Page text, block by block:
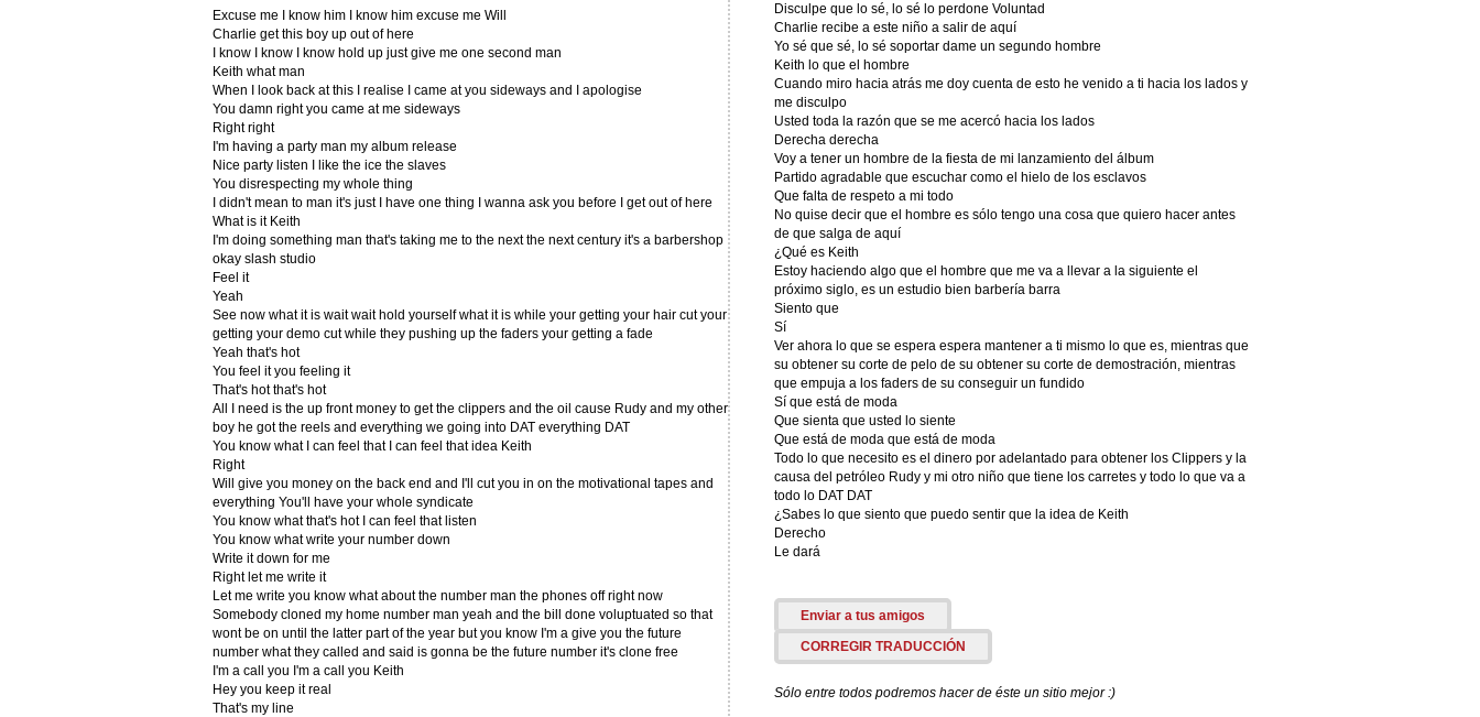
Excuse me I know him I know him excuse me Will
Charlie get this boy up out of here
I know I know I know hold up just give me one second man
Keith what man
When I look back at this I realise I came at you sideways and I apologise
You damn right you came at me sideways
Right right
I'm having a party man my album release
Nice party listen I like the ice the slaves
You disrespecting my whole thing
I didn't mean to man it's just I have one thing I wanna ask you before I get out of here
What is it Keith
I'm doing something man that's taking me to the next the next century it's a barbershop
okay slash studio
Feel it
Yeah
See now what it is wait wait hold yourself what it is while your getting your hair cut your
getting your demo cut while they pushing up the faders your getting a fade
Yeah that's hot
You feel it you feeling it
That's hot that's hot
All I need is the up front money to get the clippers and the oil cause Rudy and my other
boy he got the reels and everything we going into DAT everything DAT
You know what I can feel that I can feel that idea Keith
Right
Will give you money on the back end and I'll cut you in on the motivational tapes and
everything You'll have your whole syndicate
You know what that's hot I can feel that listen
You know what write your number down
Write it down for me
Right let me write it
Let me write you know what about the number man the phones off right now
Somebody cloned my home number man yeah and the bill done voluptuated so that
wont be on until the latter part of the year but you know I'm a give you the future
number what they called and said is gonna be the future number it's clone free
I'm a call you I'm a call you Keith
Hey you keep it real
That's my line
Disculpe que lo sé, lo sé lo perdone Voluntad
Charlie recibe a este niño a salir de aquí
Yo sé que sé, lo sé soportar dame un segundo hombre
Keith lo que el hombre
Cuando miro hacia atrás me doy cuenta de esto he venido a ti hacia los lados y
me disculpo
Usted toda la razón que se me acercó hacia los lados
Derecha derecha
Voy a tener un hombre de la fiesta de mi lanzamiento del álbum
Partido agradable que escuchar como el hielo de los esclavos
Que falta de respeto a mi todo
No quise decir que el hombre es sólo tengo una cosa que quiero hacer antes
de que salga de aquí
¿Qué es Keith
Estoy haciendo algo que el hombre que me va a llevar a la siguiente el
próximo siglo, es un estudio bien barbería barra
Siento que
Sí
Ver ahora lo que se espera espera mantener a ti mismo lo que es, mientras que
su obtener su corte de pelo de su obtener su corte de demostración, mientras
que empuja a los faders de su conseguir un fundido
Sí que está de moda
Que sienta que usted lo siente
Que está de moda que está de moda
Todo lo que necesito es el dinero por adelantado para obtener los Clippers y la
causa del petróleo Rudy y mi otro niño que tiene los carretes y todo lo que va a
todo lo DAT DAT
¿Sabes lo que siento que puedo sentir que la idea de Keith
Derecho
Le dará
Enviar a tus amigos
CORREGIR TRADUCCIÓN
Sólo entre todos podremos hacer de éste un sitio mejor :)